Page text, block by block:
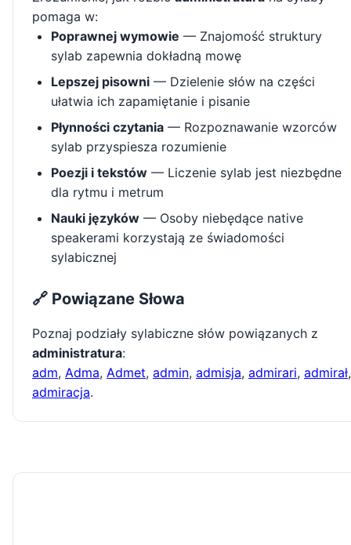
pomaga w:
Poprawnej wymowie — Znajomość struktury
sylab zapewnia dokładną mowę
Lepszej pisowni — Dzielenie słów na części
ułatwia ich zapamiętanie i pisanie
Płynności czytania — Rozpoznawanie wzorców
sylab przyspiesza rozumienie
Poezji i tekstów — Liczenie sylab jest niezbędne
dla rytmu i metrum
Nauki języków — Osoby niebędące native
speakerami korzystają ze świadomości
sylabicznej
🔗 Powiązane Słowa
Poznaj podziały sylabiczne słów powiązanych z
administratura:
adm, Adma, Admet, admin, admisja, admirari, admirał,
admiracja.